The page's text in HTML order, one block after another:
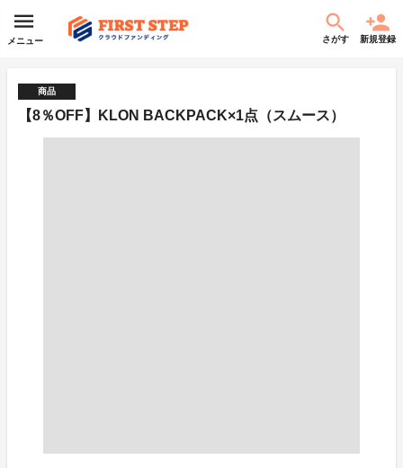
メニュー さがす 新規登録
商品
【8％OFF】KLON BACKPACK×1点（スムース）